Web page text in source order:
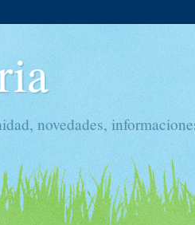
novedades,